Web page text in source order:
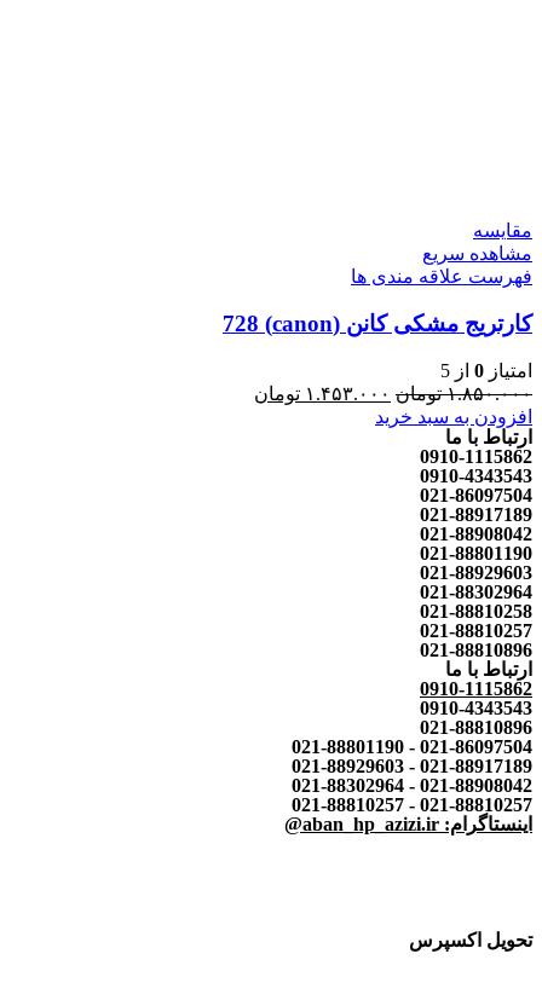
مقایسه
مشاهده سریع
فهرست علاقه مندی ها
کارتریج مشکی کانن (canon) 728
امتیاز 0 از 5
۱.۸۵۰.۰۰۰ تومان ۱.۴۵۳.۰۰۰ تومان
افزودن به سبد خرید
ارتباط با ما
0910-1115862
0910-4343543
021-86097504
021-88917189
021-88908042
021-88801190
021-88929603
021-88302964
021-88810258
021-88810257
021-88810896
ارتباط با ما
0910-1115862
0910-4343543
021-88810896
021-86097504 - 021-88801190
021-88917189 - 021-88929603
021-88908042 - 021-88302964
021-88810257 - 021-88810257
اینستاگرام: aban_hp_azizi.ir@
تحویل اکسپرس